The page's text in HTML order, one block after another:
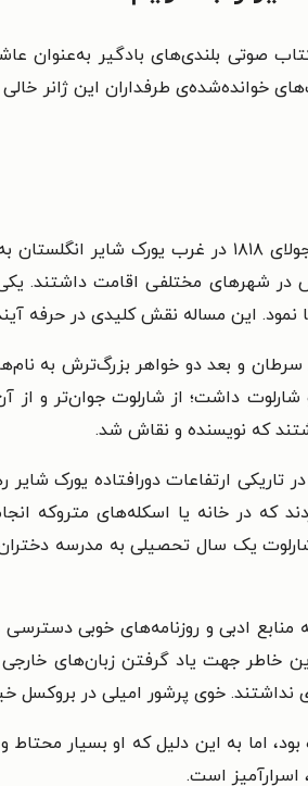
صوتی بلندی‌های بادگیر
طرفداران این ژانر
نویسنده و شاعر معروف انگلیسی، جولای
در شهرهای مختلفی اقامت داشتند.
نمود. این مساله نقش کلیدی در حرفه
سرطان و بعد دو خواهر بزرگ‌ترش به
داشت؛ از شارلوت جوان‌تر و از
که نویسنده و نقاش شد.
تاریکی ارتفاعات دورافتاده یورک
که در خانه یا اسکله‌های
یک سال تحصیلی به مدرسه
منابع ادبی و روزنامه‌های خوبی
خاطر جهت یاد گرفتن زبان‌های خارجی
نداشتند. خوی پرشور امیلی در بروکسل
بود، اما به این دلیل که او بسیار
است.